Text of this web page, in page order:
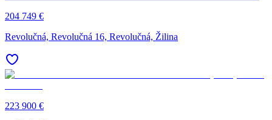
204 749 €
Revolučná, Revolučná 16, Revolučná, Žilina
223 900 €